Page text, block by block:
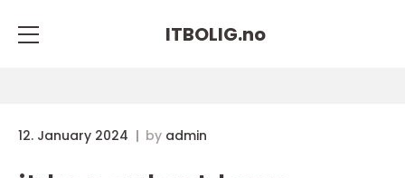
ITBOLIG.no
12. January 2024 by admin